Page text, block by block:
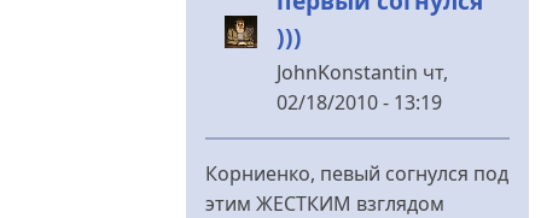
)))
JohnKonstantin чт,
02/18/2010 - 13:19
У
до
Корниенко, певый согнулся под
этим ЖЕСТКИМ взглядом